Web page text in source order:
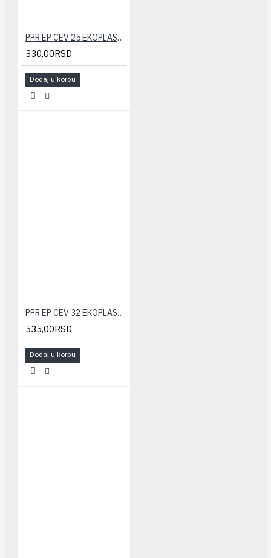
PPR EP CEV 25 EKOPLASTIK
330,00RSD
Dodaj u korpu
PPR EP CEV 32 EKOPLASTIK
535,00RSD
Dodaj u korpu